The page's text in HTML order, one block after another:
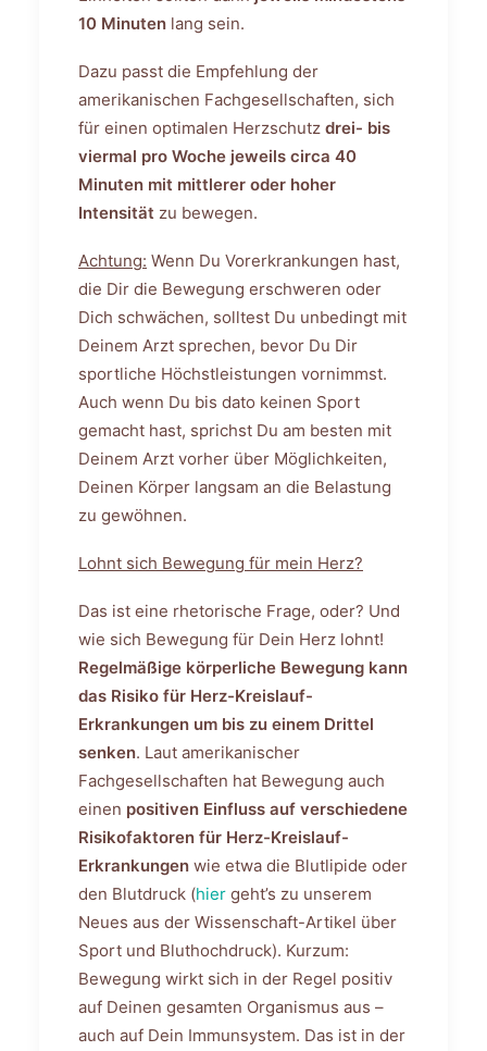
10 Minuten lang sein.
Dazu passt die Empfehlung der
amerikanischen Fachgesellschaften, sich
für einen optimalen Herzschutz drei- bis
viermal pro Woche jeweils circa 40
Minuten mit mittlerer oder hoher
Intensität zu bewegen.
Achtung: Wenn Du Vorerkrankungen hast,
die Dir die Bewegung erschweren oder
Dich schwächen, solltest Du unbedingt mit
Deinem Arzt sprechen, bevor Du Dir
sportliche Höchstleistungen vornimmst.
Auch wenn Du bis dato keinen Sport
gemacht hast, sprichst Du am besten mit
Deinem Arzt vorher über Möglichkeiten,
Deinen Körper langsam an die Belastung
zu gewöhnen.
Lohnt sich Bewegung für mein Herz?
Das ist eine rhetorische Frage, oder? Und
wie sich Bewegung für Dein Herz lohnt!
Regelmäßige körperliche Bewegung kann
das Risiko für Herz-Kreislauf-
Erkrankungen um bis zu einem Drittel
senken. Laut amerikanischer
Fachgesellschaften hat Bewegung auch
einen positiven Einfluss auf verschiedene
Risikofaktoren für Herz-Kreislauf-
Erkrankungen wie etwa die Blutlipide oder
den Blutdruck (hier geht’s zu unserem
Neues aus der Wissenschaft-Artikel über
Sport und Bluthochdruck). Kurzum:
Bewegung wirkt sich in der Regel positiv
auf Deinen gesamten Organismus aus –
auch auf Dein Immunsystem. Das ist in der